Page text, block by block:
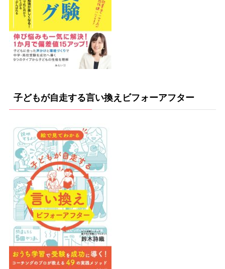
子どもが自走する言い換えビフォーアフター